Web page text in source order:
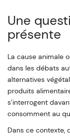
Une
présente
La cause animale
dans les débats
alternatives
produits
s’interrogent
consomment au
Dans ce contexte,